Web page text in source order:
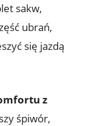
sakw,
ubrań,
się jazdą
z
śpiwór,